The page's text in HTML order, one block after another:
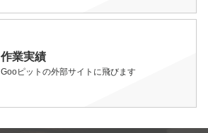
作業実績
Gooピットの外部サイトに飛びます